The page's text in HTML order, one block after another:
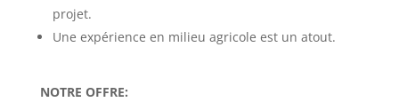
projet.
Une expérience en milieu agricole est un atout.
NOTRE OFFRE: